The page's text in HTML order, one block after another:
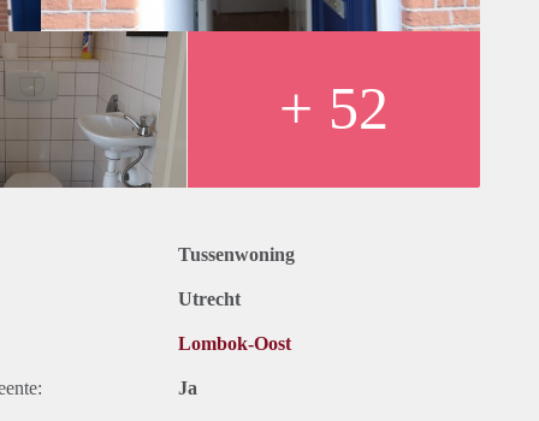
een kastenwand met hang en liggedeelte, sokken-la, etc.
met meubel, een tweede toilet en een handdoeken radiator.
ruime slaap of logeerkamer kan worden ingericht. Ook
een stel of een klein gezin. (geen woningdelers)
+ 52
Tussenwoning
Utrecht
Lombok-Oost
Ja